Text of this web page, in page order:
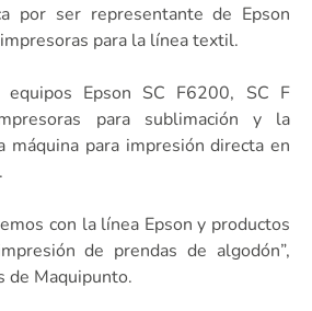
por ser representante de Epson
para la línea textil.
equipos Epson SC F6200, SC F
para sublimación y la
máquina para impresión directa en
con la línea Epson y productos
de prendas de algodón”,
de Maquipunto.